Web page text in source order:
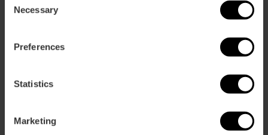
Selection
Necessary
Preferences
Statistics
Marketing